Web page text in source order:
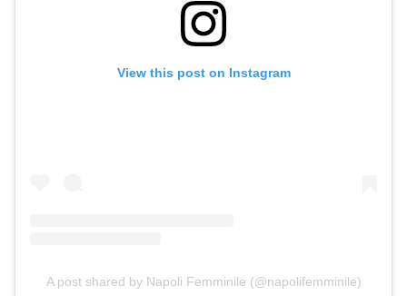
View this post on Instagram
A post shared by Napoli Femminile (@napolifemminile)